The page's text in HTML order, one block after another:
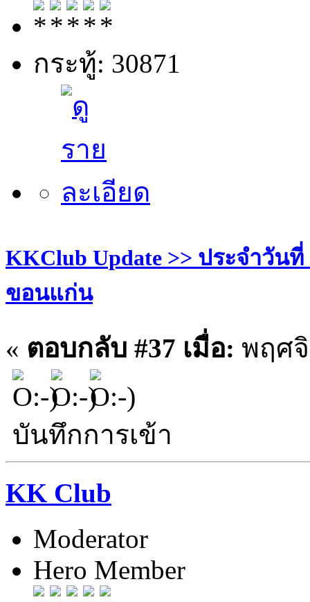
กระทู้: 30871
KKClub Update >> ประจำวันที่
ขอนแก่น
« ตอบกลับ #37 เมื่อ: พฤศจิ
บันทึกการเข้า
KK Club
Moderator
Hero Member